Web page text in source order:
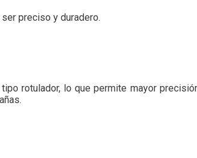
preciso y duradero.
rotulador, lo que permite mayor